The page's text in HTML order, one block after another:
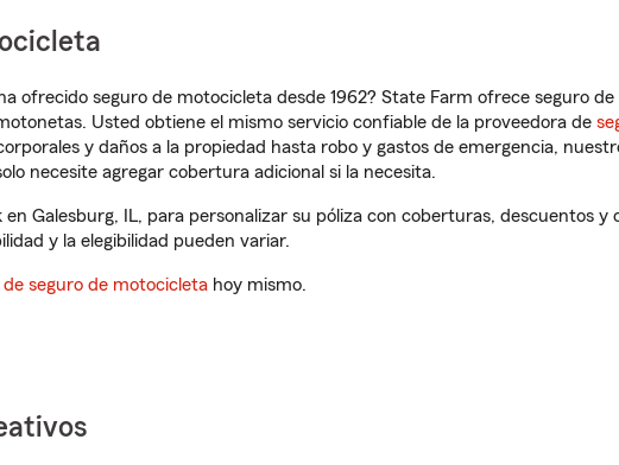
ofrecido seguro de motocicleta desde 1962? State Farm ofrece seguro
Usted obtiene el mismo servicio confiable de la proveedora de
y daños a la propiedad hasta robo y gastos de emergencia,
necesite agregar cobertura adicional si la necesita.
Galesburg, IL, para personalizar su póliza con coberturas, descuentos y
y la elegibilidad pueden variar.
seguro de motocicleta hoy mismo.